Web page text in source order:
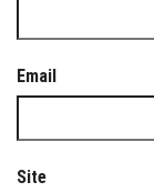
Email
Site